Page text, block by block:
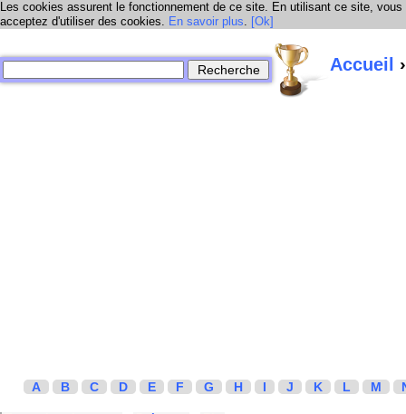
Les cookies assurent le fonctionnement de ce site. En utilisant ce site, vous
acceptez d'utiliser des cookies. En savoir plus. [Ok]
Accueil
A B C D E F G H I J K L M